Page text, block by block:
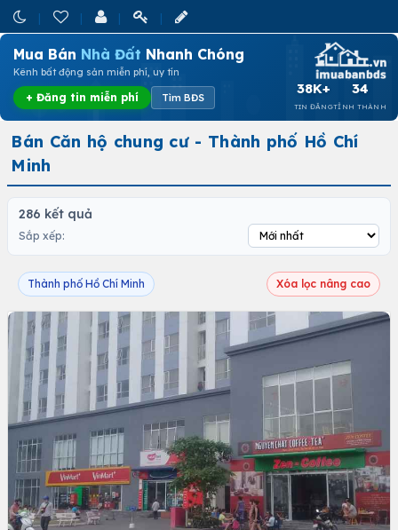
Mua Bán Nhà Đất Nhanh Chóng
Kênh bất động sản miễn phí, uy tín
+ Đăng tin miễn phí Tìm BĐS
38K+
TIN ĐĂNG
34
TỈNH THÀNH
Bán Căn hộ chung cư - Thành phố Hồ Chí
Minh
286 kết quả
Sắp xếp:
Thành phố Hồ Chí Minh Xóa lọc nâng cao